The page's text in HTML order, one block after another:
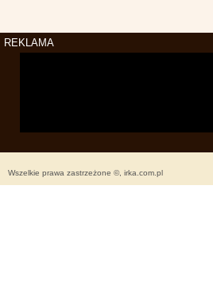
REKLAMA
Wszelkie prawa zastrzeżone ©, irka.com.pl